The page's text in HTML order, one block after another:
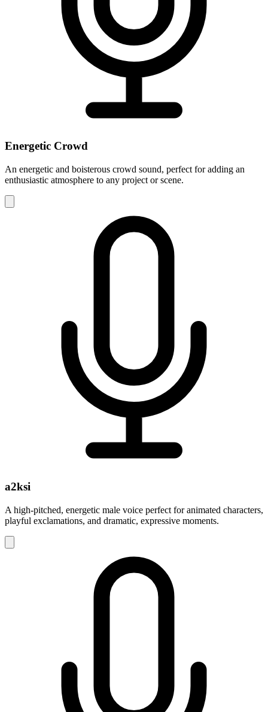
Energetic Crowd
An energetic and boisterous crowd sound, perfect for adding an
enthusiastic atmosphere to any project or scene.
a2ksi
A high-pitched, energetic male voice perfect for animated characters,
playful exclamations, and dramatic, expressive moments.